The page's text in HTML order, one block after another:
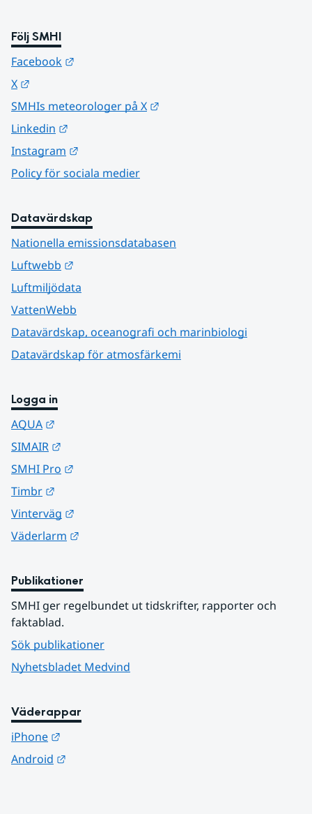
Följ SMHI
Facebook
X
SMHIs meteorologer på X
Linkedin
Instagram
Policy för sociala medier
Datavärdskap
Nationella emissionsdatabasen
Luftwebb
Luftmiljödata
VattenWebb
Datavärdskap, oceanografi och marinbiologi
Datavärdskap för atmosfärkemi
Logga in
AQUA
SIMAIR
SMHI Pro
Timbr
Vinterväg
Väderlarm
Publikationer
SMHI ger regelbundet ut tidskrifter, rapporter och
faktablad.
Sök publikationer
Nyhetsbladet Medvind
Väderappar
iPhone
Android